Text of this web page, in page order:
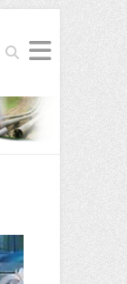
Suchen